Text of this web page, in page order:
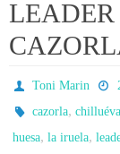
LEADER
Toni Marin
cazorla,
huesa, la iruela,